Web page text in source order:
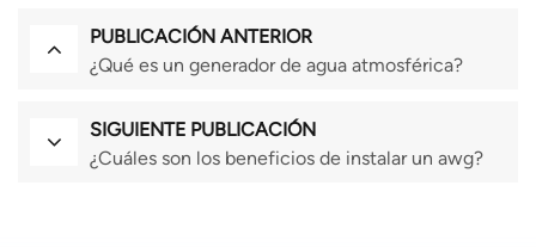
PUBLICACIÓN ANTERIOR
¿Qué es un generador de agua atmosférica?
SIGUIENTE PUBLICACIÓN
¿Cuáles son los beneficios de instalar un awg?